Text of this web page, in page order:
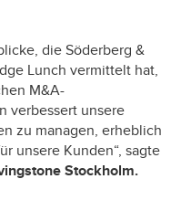
die Söderberg &
Lunch vermittelt hat,
M&A-
verbessert unsere
zu managen, erheblich
unsere Kunden“, sagte
Stockholm.